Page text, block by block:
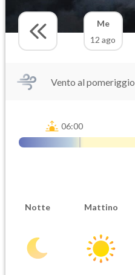
Me
12 ago
Vento al pomeriggio
06:00
Notte Mattino